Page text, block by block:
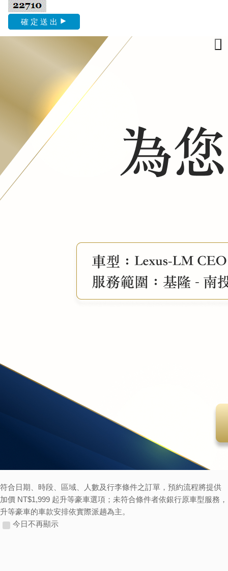
確 定 送 出
符合日期、時段、區域、人數及行李條件之訂單，預約流程將提供
加價 NT$1,999 起升等豪車選項；未符合條件者依銀行原車型服務，
升等豪車的車款安排依實際派趟為主。
今日不再顯示